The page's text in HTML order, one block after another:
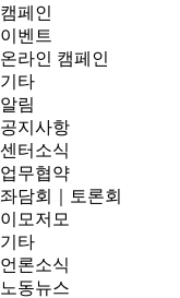
캠페인
이벤트
온라인 캠페인
기타
알림
공지사항
센터소식
업무협약
좌담회｜토론회
이모저모
기타
언론소식
노동뉴스